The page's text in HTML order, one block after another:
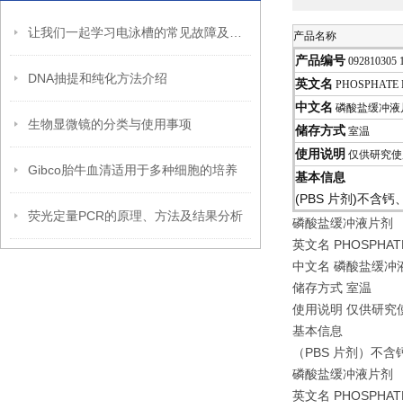
DNA抽提和纯化方法介绍
生物显微镜的分类与使用事项
Gibco胎牛血清适用于多种细胞的培养
荧光定量PCR的原理、方法及结果分析
产品名称
产品编号 092810305
英文名 PHOSPHATE
中文名 磷酸盐缓冲液
储存方式 室温
使用说明 仅供研究
基本信息
(PBS 片剂)不含钙
磷酸盐缓冲液片剂
英文名
中文名 磷酸盐缓冲
储存方式 室温
使用说明 仅供研究
基本信息
（PBS 片剂）不
磷酸盐缓冲液片剂
英文名